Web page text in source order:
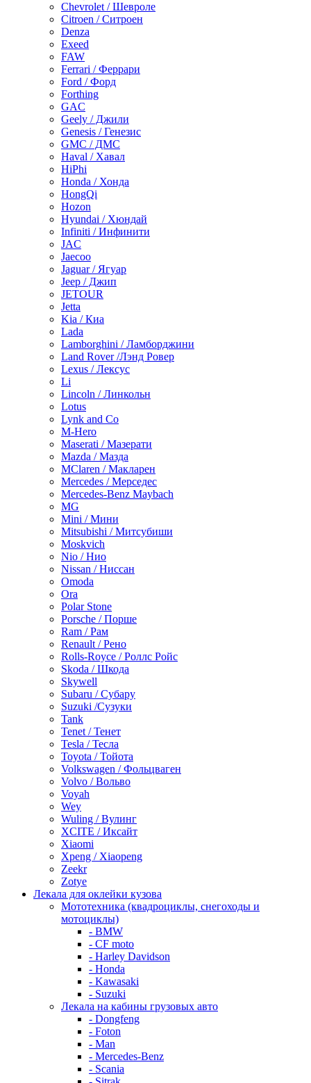
Chevrolet / Шевроле
Citroen / Ситроен
Denza
Exeed
FAW
Ferrari / Феррари
Ford / Форд
Forthing
GAC
Geely / Джили
Genesis / Генезис
GMC / ДМС
Haval / Хавал
HiPhi
Honda / Хонда
HongQi
Hozon
Hyundai / Хюндай
Infiniti / Инфинити
JAC
Jaecoo
Jaguar / Ягуар
Jeep / Джип
JETOUR
Jetta
Kia / Киа
Lada
Lamborghini / Ламборджини
Land Rover /Лэнд Ровер
Lexus / Лексус
Li
Lincoln / Линкольн
Lotus
Lynk and Co
M-Hero
Maserati / Мазерати
Mazda / Мазда
MClaren / Макларен
Mercedes / Мерседес
Mercedes-Benz Maybach
MG
Mini / Мини
Mitsubishi / Митсубиши
Moskvich
Nio / Нио
Nissan / Ниссан
Omoda
Ora
Polar Stone
Porsche / Порше
Ram / Рам
Renault / Рено
Rolls-Royce / Роллс Ройс
Skoda / Шкода
Skywell
Subaru / Субару
Suzuki /Сузуки
Tank
Tenet / Тенет
Tesla / Тесла
Toyota / Тойота
Volkswagen / Фольцваген
Volvo / Вольво
Voyah
Wey
Wuling / Вулинг
XCITE / Иксайт
Xiaomi
Xpeng / Xiaopeng
Zeekr
Zotye
Лекала для оклейки кузова
Мототехника (квадроциклы, снегоходы и
мотоциклы)
- BMW
- CF moto
- Harley Davidson
- Honda
- Kawasaki
- Suzuki
Лекала на кабины грузовых авто
- Dongfeng
- Foton
- Man
- Mercedes-Benz
- Scania